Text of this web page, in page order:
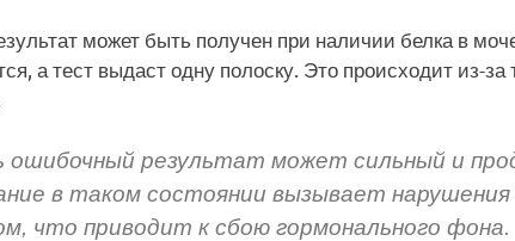
может быть получен при наличии белка в
а тест выдаст одну полоску. Это происходит из-за
ошибочный результат может сильный и
в таком состоянии вызывает
что приводит к сбою гормонального фона.